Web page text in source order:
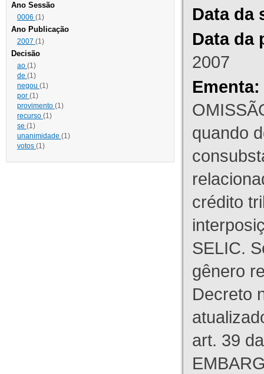
Ano Sessão
0006 (1)
Ano Publicação
2007 (1)
Decisão
ao (1)
de (1)
negou (1)
por (1)
provimento (1)
recurso (1)
se (1)
unanimidade (1)
votos (1)
Data da
Data da
2007
Ementa:
quando
crédito
SELIC.
gênero
Decreto
art. 39